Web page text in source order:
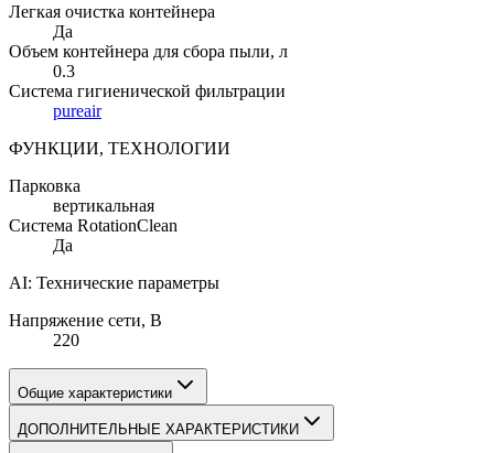
Легкая очистка контейнера
Да
Объем контейнера для сбора пыли, л
0.3
Система гигиенической фильтрации
pureair
ФУНКЦИИ, ТЕХНОЛОГИИ
Парковка
вертикальная
Система RotationClean
Да
AI: Технические параметры
Напряжение сети, В
220
Общие характеристики
ДОПОЛНИТЕЛЬНЫЕ ХАРАКТЕРИСТИКИ